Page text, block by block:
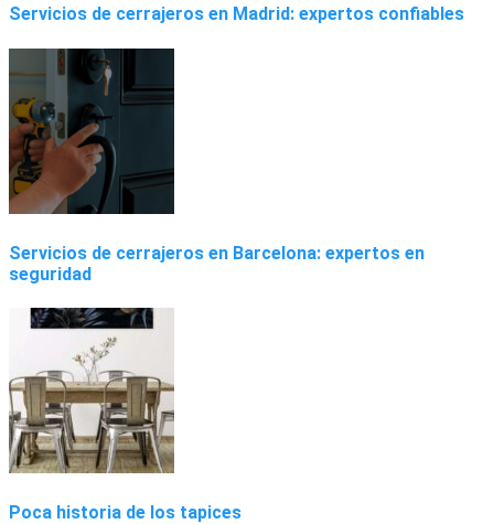
Servicios de cerrajeros en Madrid: expertos confiables
Servicios de cerrajeros en Barcelona: expertos en
seguridad
Poca historia de los tapices